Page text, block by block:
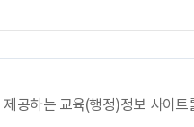
공하는 교육(행정)정보 사이